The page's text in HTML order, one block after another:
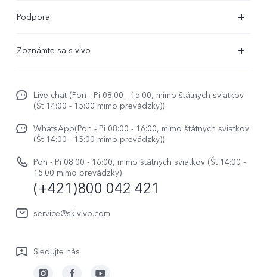
V29
Y33s
Všetky modely
Podpora
Overenie IMEI
Aktualizácia systému
Užívateľský manuál
Zapisnik nadogradnje
Záručné podmienky
Servisná služba
Zoznámte sa s vivo
Život vo vivo
O nás
Právne upozornenie
Udržateľnosť
Centrum ochrany osobných údajov vivo
Live chat (Pon - Pi 08:00 - 16:00, mimo štátnych sviatkov
(Št 14:00 - 15:00 mimo prevádzky))
WhatsApp(Pon - Pi 08:00 - 16:00, mimo štátnych sviatkov
(Št 14:00 - 15:00 mimo prevádzky))
Pon - Pi 08:00 - 16:00, mimo štátnych sviatkov (Št 14:00 -
15:00 mimo prevádzky)
(+421)800 042 421
service@sk.vivo.com
Sledujte nás